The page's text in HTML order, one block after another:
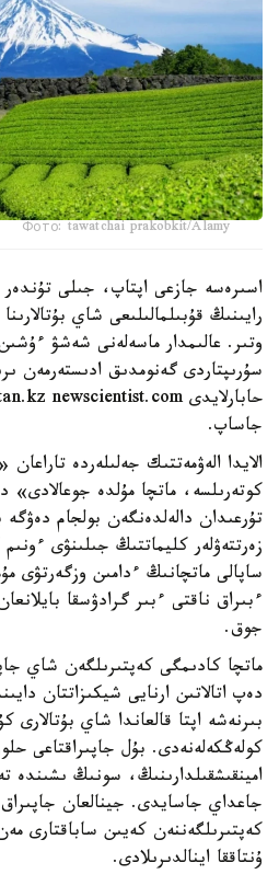
Фото: tawatchai prakobkit/Alamy
اسىرەسە جازعى اپتاپ، جىلى
رايىنىڭ قۇبىلمالىلىعى شاي
وتىر. عالىمدار ماسەلەنى شەشۋ
سۇرىپتاردى گەنومدىق ادىستەرمەن
جاساپ.
كوتەرىلسە، ماتچا مۇلدە جوعالادى»
تۇرعىدان دالەلدەنگەن بولجام
زەرتتەۋلەر كليماتتىڭ جىلىنۋى
ساپالى ماتچانىڭ ءدامىن وزگەرتۋى
ءبىراق ناقتى ءبىر گرادۋسقا
جوق.
ماتچا كادىمگى كەپتىرىلگەن شاي
دەپ اتالاتىن ارنايى شيكىزاتتان
بىرنەشە اپتا قالعاندا شاي
كولەڭكەلەنەدى. بۇل جاپىراقتاعى
امينقىشقىلدارىنىڭ، سونىڭ ىشىندە
جاعداي جاسايدى. جينالعان
كەپتىرىلگەننەن كەيىن ساباقتارى
ۇنتاققا اينالدىرىلادى.